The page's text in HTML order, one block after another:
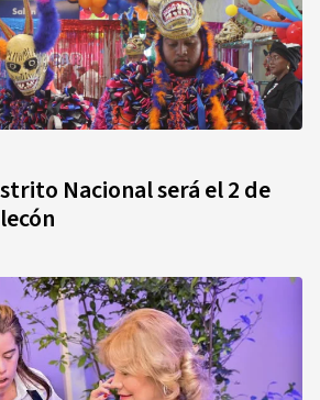
Nacional será el 2 de